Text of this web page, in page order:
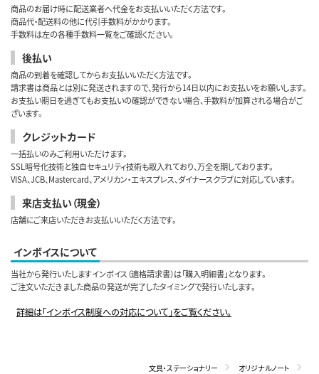
商品のお届け時に配送業者へ代金をお支払いいただく方法です。
商品代・配送料の他に代引手数料がかかります。
手数料は左の各種手数料一覧をご確認ください。
後払い
商品の到着を確認してからお支払いいただく方法です。
請求書は商品とは別に発送されますので、発行から14日以内にお支払いをお願いします。
お支払い期日を過ぎてもお支払いの確認ができない場合、手数料が加算される場合がご
ざいます。
クレジットカード
一括払いのみご利用いただけます。
SSL暗号化技術と独自セキュリティ技術も取入れており、万全を期しております。
VISA、JCB、Mastercard、アメリカン・エキスプレス、ダイナースクラブに対応しています。
来店支払い（現金）
店舗にご来店いただきお支払いいただく方法です。
インボイスについて
当社から発行いたしますインボイス（適格請求書）は「購入明細書」となります。
ご注文いただきました商品の発送が完了したタイミングで発行いたします。
詳細は「インボイス制度への対応について」をご覧ください。
文具・ステーショナリー オリジナルノート